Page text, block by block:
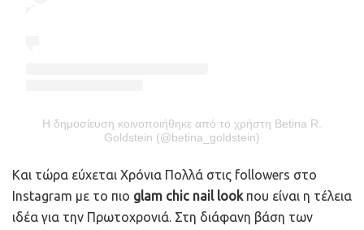
Η δημοσίευση κοινοποιήθηκε από το χρήστη Betina R.
Goldstein (@betina_goldstein)
Και τώρα εύχεται Χρόνια Πολλά στις followers στο
Instagram με το πιο glam chic nail lookπου είναι η τέλεια
ιδέα για την Πρωτοχρονιά. Στη διάφανη βάση των